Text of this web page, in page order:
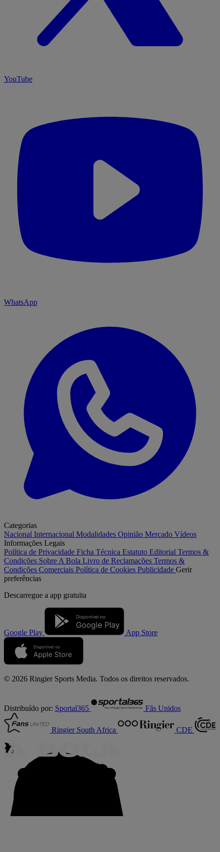
YouTube
WhatsApp
Categorias
Nacional Internacional Modalidades Opinião Mercado Vídeos
Informações Legais
Política de Privacidade Ficha Técnica Estatuto Editorial Termos &
Condições Sobre A Bola Livro de Reclamações Termos &
Condições Comerciais Política de Cookies Publicidade Gerir
preferências
Descarregue a app gratuita
Google Play App Store
© 2026 Ringier Sports Media. Todos os direitos reservados.
Distribuído por: Sportal365 Fãs Unidos
Ringier South Africa CDE